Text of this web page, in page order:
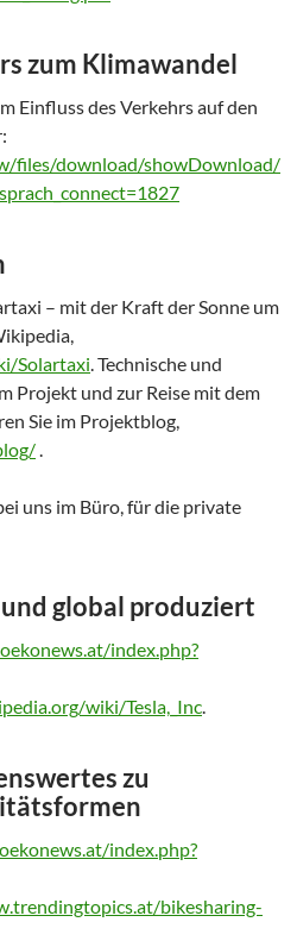
zum Klimawandel
Einfluss des Verkehrs auf den
files/download/showDownload/
– mit der Kraft der Sonne um
Solartaxi . Technische und
Projekt und zur Reise mit dem
Sie im Projektblog,
uns im Büro, für die private
global produziert
index.php?
wiki/Tesla,_Inc
zu
index.php?
bikesharing-